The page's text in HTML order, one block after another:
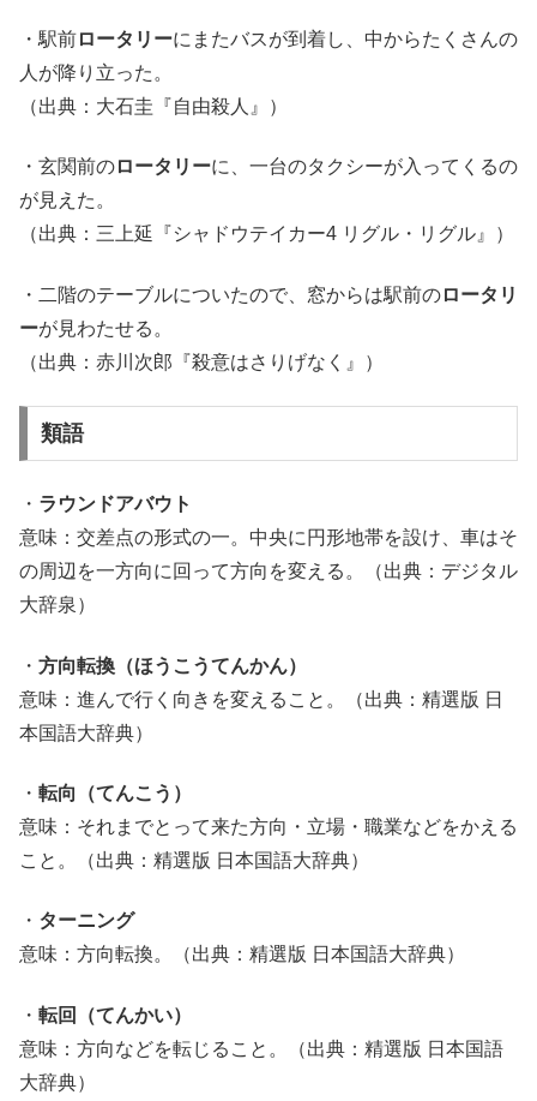
・駅前ロータリーにまたバスが到着し、中からたくさんの
人が降り立った。
（出典：大石圭『自由殺人』）
・玄関前のロータリーに、一台のタクシーが入ってくるの
が見えた。
（出典：三上延『シャドウテイカー4 リグル・リグル』）
・二階のテーブルについたので、窓からは駅前のロータリ
ーが見わたせる。
（出典：赤川次郎『殺意はさりげなく』）
類語
・ ラウンドアバウト
意味：交差点の形式の一。中央に円形地帯を設け、車はそ
の周辺を一方向に回って方向を変える。（出典：デジタル
大辞泉）
・ 方向転換（ほうこうてんかん）
意味：進んで行く向きを変えること。（出典：精選版 日
本国語大辞典）
・ 転向（てんこう）
意味：それまでとって来た方向・立場・職業などをかえる
こと。（出典：精選版 日本国語大辞典）
・ ターニング
意味：方向転換。（出典：精選版 日本国語大辞典）
・ 転回（てんかい）
意味：方向などを転じること。（出典：精選版 日本国語
大辞典）